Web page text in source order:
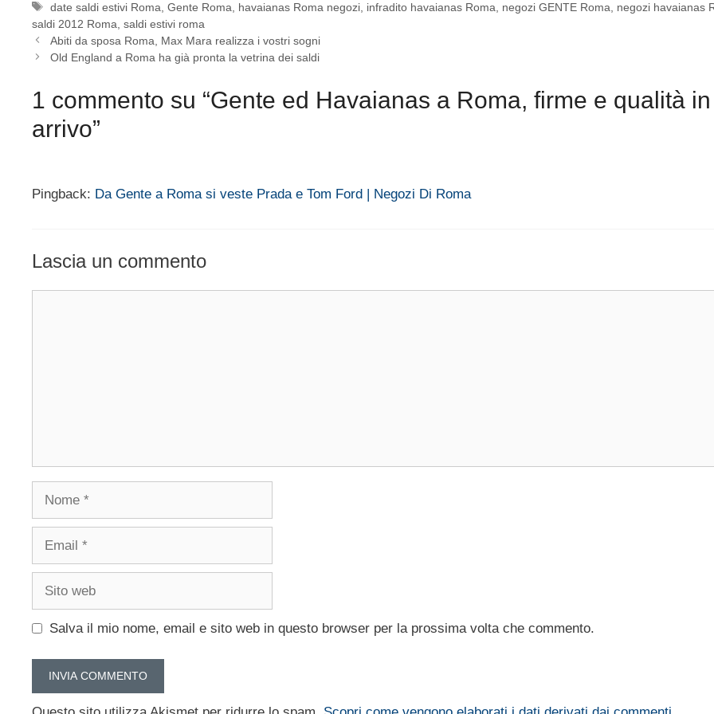
Tag
date saldi estivi Roma ,Gente Roma havaianas Roma negozi infradito havaianas Roma negozi GENTE Roma negozi havaianas
saldi 2012 Roma saldi estivi roma
Abiti da sposa Roma, Max Mara realizza i vostri sogni
Old England a Roma ha già pronta la vetrina dei saldi
1 commento su “Gente ed Havaianas a Roma, firme e qualità in
arrivo”
Pingback: Da Gente a Roma si veste Prada e Tom Ford | Negozi Di Roma
Lascia un commento
Salva il mio nome, email e sito web in questo browser per la prossima volta che commento.